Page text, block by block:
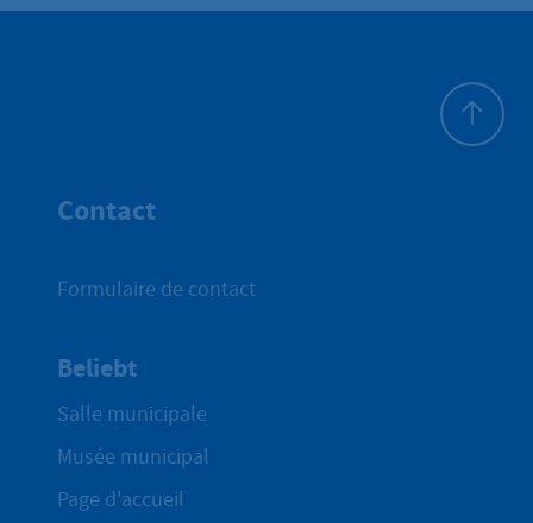
Contact
Formulaire de contact
Beliebt
Salle municipale
Musée municipal
Page d'accueil